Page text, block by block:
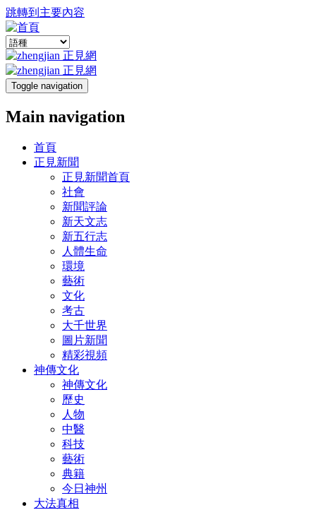
跳轉到主要內容
Toggle navigation
Main navigation
首頁
正見新聞
正見新聞首頁
社會
新聞評論
新天文志
新五行志
人體生命
環境
藝術
文化
考古
大千世界
圖片新聞
精彩視頻
神傳文化
神傳文化
歷史
人物
中醫
科技
藝術
典籍
今日神州
大法真相